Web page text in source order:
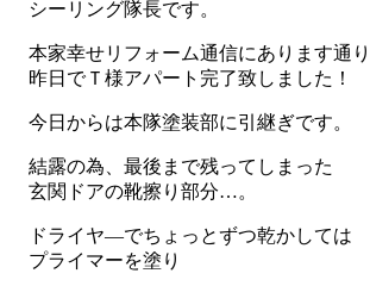
シーリング隊長です。
本家幸せリフォーム通信にあります通り
昨日でＴ様アパート完了致しました！
今日からは本隊塗装部に引継ぎです。
結露の為、最後まで残ってしまった
玄関ドアの靴擦り部分…。
ドライヤ―でちょっとずつ乾かしては
プライマーを塗り